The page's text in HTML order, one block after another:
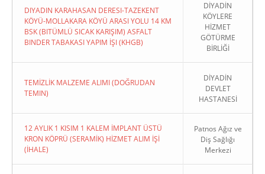
DIYADIN KARAHASAN DERESI-TAZEKENT
KÖYÜ-MOLLAKARA KÖYÜ ARASI YOLU 14 KM
BSK (BITÜMLÜ SICAK KARIŞIM) ASFALT
BINDER TABAKASI YAPIM İŞI (KHGB)
DİYADİN
KÖYLERE
HİZMET
GÖTÜRME
BİRLİĞİ
TEMİZLİK MALZEME ALIMI (DOĞRUDAN
TEMIN)
DİYADİN
DEVLET
HASTANESİ
12 AYLIK 1 KISIM 1 KALEM İMPLANT ÜSTÜ
KRON KÖPRÜ (SERAMİK) HİZMET ALIM İŞİ
(İHALE)
Patnos Ağız ve
Diş Sağlığı
Merkezi